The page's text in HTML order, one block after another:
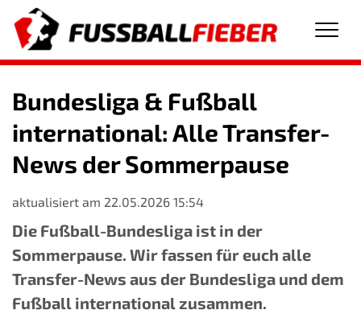
Bundesliga & Fußball
international: Alle Transfer-
News der Sommerpause
aktualisiert am 22.05.2026 15:54
Die Fußball-Bundesliga ist in der
Sommerpause. Wir fassen für euch alle
Transfer-News aus der Bundesliga und dem
Fußball international zusammen.